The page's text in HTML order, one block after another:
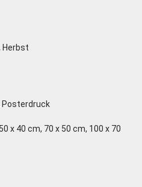
Herbst
Posterdruck
x 40 cm, 70 x 50 cm, 100 x 70